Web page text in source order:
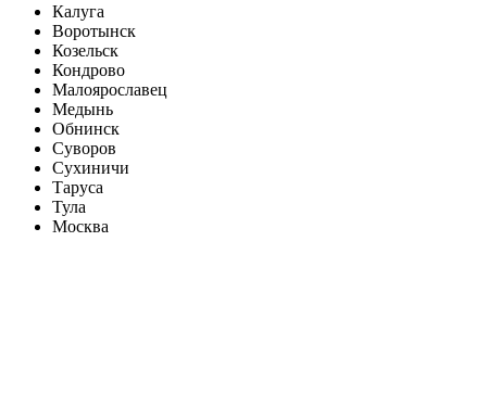
Калуга
Воротынск
Козельск
Кондрово
Малоярославец
Медынь
Обнинск
Суворов
Сухиничи
Таруса
Тула
Москва